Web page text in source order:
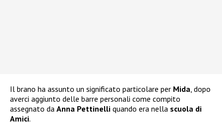
Il brano ha assunto un significato particolare per Mida , dopo
averci aggiunto delle barre personali come compito
assegnato da Anna Pettinelli quando era nella scuola di
Amici.